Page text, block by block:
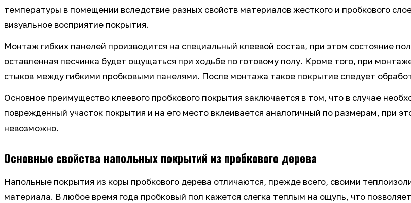
температуры в помещении вследствие разных свойств материалов жесткого и пробкового
визуальное восприятие покрытия.
Монтаж гибких панелей производится на специальный клеевой состав, при этом состояние
оставленная песчинка будет ощущаться при ходьбе по готовому полу. Кроме того, при
стыков между гибкими пробковыми панелями. После монтажа такое покрытие следует
Основное преимущество клеевого пробкового покрытия заключается в том, что в случае
поврежденный участок покрытия и на его место вклеивается аналогичный по размерам, при
невозможно.
Основные свойства напольных покрытий из пробкового дерева
Напольные покрытия из коры пробкового дерева отличаются, прежде всего, своими
материала. В любое время года пробковый пол кажется слегка теплым на ощупь, что